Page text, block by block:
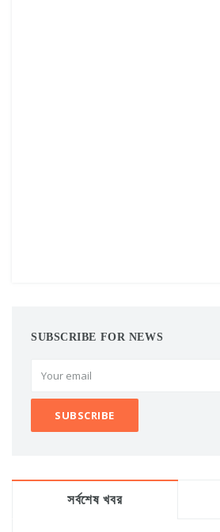
SUBSCRIBE FOR NEWS
সর্বশেষ খবর